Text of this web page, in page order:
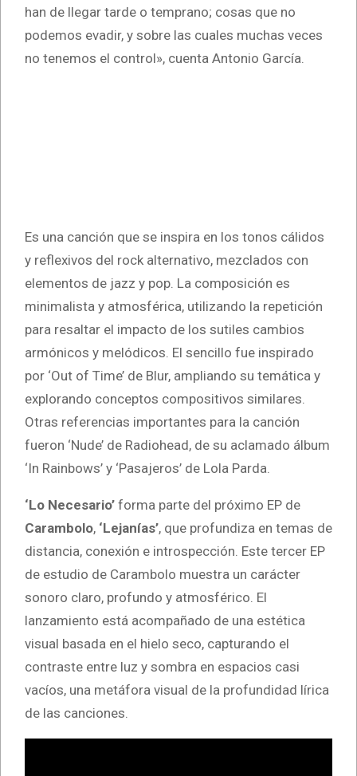
han de llegar tarde o temprano; cosas que no
podemos evadir, y sobre las cuales muchas veces
no tenemos el control», cuenta Antonio García.
Es una canción que se inspira en los tonos cálidos
y reflexivos del rock alternativo, mezclados con
elementos de jazz y pop. La composición es
minimalista y atmosférica, utilizando la repetición
para resaltar el impacto de los sutiles cambios
armónicos y melódicos. El sencillo fue inspirado
por ‘Out of Time’ de Blur, ampliando su temática y
explorando conceptos compositivos similares.
Otras referencias importantes para la canción
fueron ‘Nude’ de Radiohead, de su aclamado álbum
‘In Rainbows’ y ‘Pasajeros’ de Lola Parda.
‘Lo Necesario’ forma parte del próximo EP de
Carambolo, ‘Lejanías’, que profundiza en temas de
distancia, conexión e introspección. Este tercer EP
de estudio de Carambolo muestra un carácter
sonoro claro, profundo y atmosférico. El
lanzamiento está acompañado de una estética
visual basada en el hielo seco, capturando el
contraste entre luz y sombra en espacios casi
vacíos, una metáfora visual de la profundidad lírica
de las canciones.